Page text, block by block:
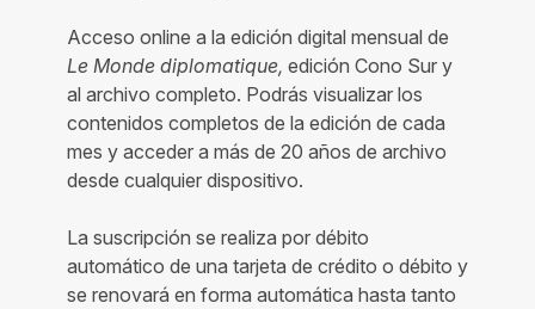
Acceso online a la edición digital mensual de
Le Monde diplomatique, edición Cono Sur y
al archivo completo. Podrás visualizar los
contenidos completos de la edición de cada
mes y acceder a más de 20 años de archivo
desde cualquier dispositivo.
La suscripción se realiza por débito
automático de una tarjeta de crédito o débito y
se renovará en forma automática hasta tanto